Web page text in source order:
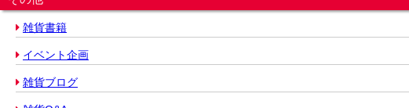
雑貨書籍
イベント企画
雑貨ブログ